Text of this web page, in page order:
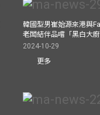
韓國型男崔始源來港與
老闆結伴品嚐「黑白大
2024-10-29
更多